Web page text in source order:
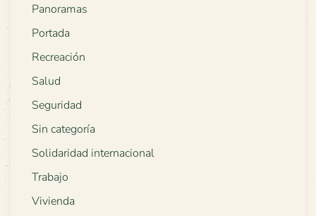
Panoramas
Portada
Recreación
Salud
Seguridad
Sin categoría
Solidaridad internacional
Trabajo
Vivienda